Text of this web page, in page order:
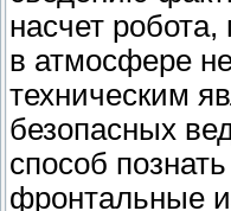
насчет
в атмосфере
техническим
безопасных
способ
фронтальные